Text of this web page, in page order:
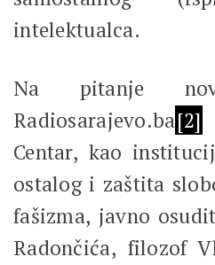
intelektualca.
Na pitanje
Radiosarajevo.ba[2]
Centar, kao
ostalog i zaštita
fašizma, javno
Radončića, filozof